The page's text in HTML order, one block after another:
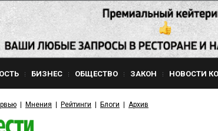
БИЗНЕС ОБЩЕСТВО ЗАКОН НОВОСТИ
Мнения Рейтинги Блоги Архив